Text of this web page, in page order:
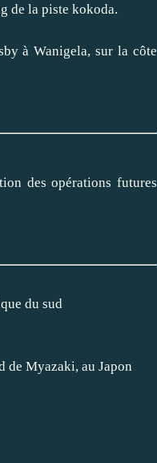
de la piste kokoda.
à Wanigela, sur la côte
des opérations futures
du sud
de Myazaki, au Japon